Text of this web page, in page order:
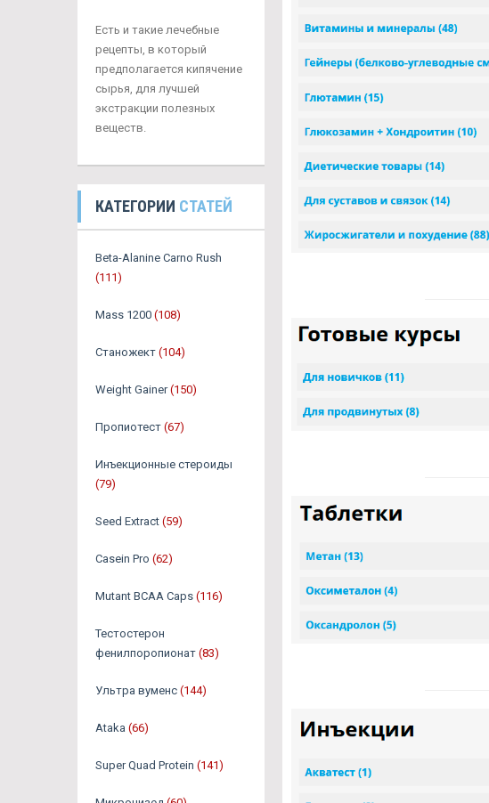
Есть и такие лечебные
рецепты, в который
предполагается кипячение
сырья, для лучшей
экстракции полезных
веществ.
КАТЕГОРИИ СТАТЕЙ
Beta-Alanine Carno Rush
(111)
Mass 1200 (108)
Станожект (104)
Weight Gainer (150)
Пропиотест (67)
Инъекционные стероиды
(79)
Seed Extract (59)
Casein Pro (62)
Mutant BCAA Caps (116)
Тестостерон
фенилпоропионат (83)
Ультра вуменс (144)
Ataka (66)
Super Quad Protein (141)